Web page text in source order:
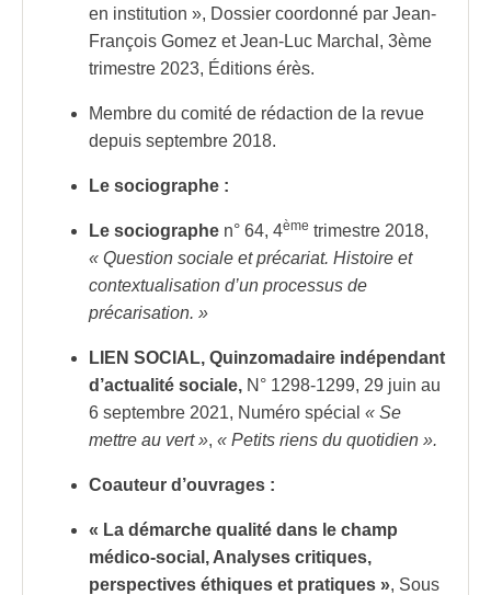
en institution », Dossier coordonné par Jean-
François Gomez et Jean-Luc Marchal, 3ème
trimestre 2023, Éditions érès.
Membre du comité de rédaction de la revue
depuis septembre 2018.
Le sociographe :
Le sociographe n° 64, 4ème trimestre 2018,
« Question sociale et précariat. Histoire et
contextualisation d’un processus de
précarisation. »
LIEN SOCIAL, Quinzomadaire indépendant
d’actualité sociale, N° 1298-1299, 29 juin au
6 septembre 2021, Numéro spécial « Se
mettre au vert », « Petits riens du quotidien ».
Coauteur d’ouvrages :
« La démarche qualité dans le champ
médico-social, Analyses critiques,
perspectives éthiques et pratiques », Sous